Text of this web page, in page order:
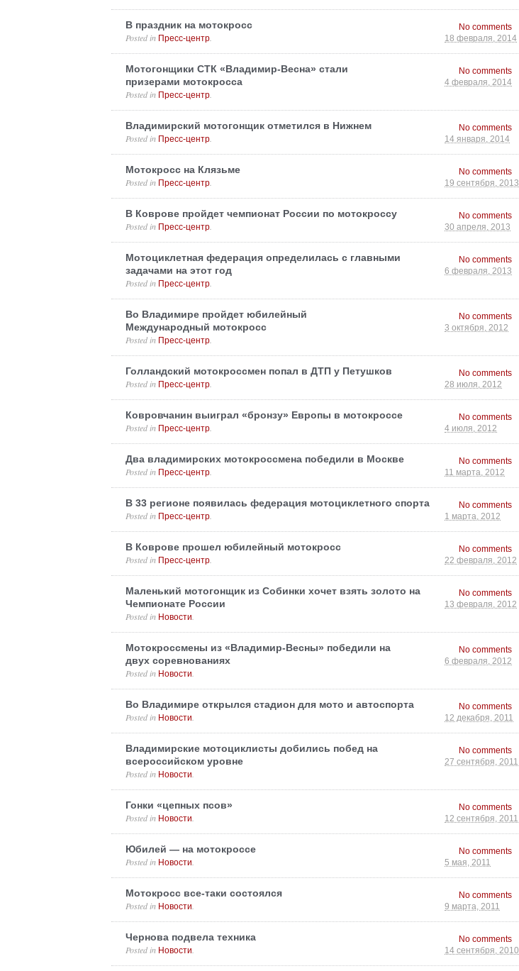
В праздник на мотокросс
18 февраля, 2014
Posted in Пресс-центр
No comments
Мотогонщики СТК «Владимир-Весна» стали
призерами мотокросса
4 февраля, 2014
Posted in Пресс-центр
No comments
Владимирский мотогонщик отметился в Нижнем
14 января, 2014
Posted in Пресс-центр
No comments
Мотокросс на Клязьме
19 сентября, 2013
Posted in Пресс-центр
No comments
В Коврове пройдет чемпионат России по мотокроссу
30 апреля, 2013
Posted in Пресс-центр
No comments
Мотоциклетная федерация определилась с главными
задачами на этот год
6 февраля, 2013
Posted in Пресс-центр
No comments
Во Владимире пройдет юбилейный
Международный мотокросс
3 октября, 2012
Posted in Пресс-центр
No comments
Голландский мотокроссмен попал в ДТП у Петушков
28 июля, 2012
Posted in Пресс-центр
No comments
Ковровчанин выиграл «бронзу» Европы в мотокроссе
4 июля, 2012
Posted in Пресс-центр
No comments
Два владимирских мотокроссмена победили в Москве
11 марта, 2012
Posted in Пресс-центр
No comments
В 33 регионе появилась федерация мотоциклетного спорта
1 марта, 2012
Posted in Пресс-центр
No comments
В Коврове прошел юбилейный мотокросс
22 февраля, 2012
Posted in Пресс-центр
No comments
Маленький мотогонщик из Собинки хочет взять золото на
Чемпионате России
13 февраля, 2012
Posted in Новости
No comments
Мотокроссмены из «Владимир-Весны» победили на
двух соревнованиях
6 февраля, 2012
Posted in Новости
No comments
Во Владимире открылся стадион для мото и автоспорта
12 декабря, 2011
Posted in Новости
No comments
Владимирские мотоциклисты добились побед на
всероссийском уровне
27 сентября, 2011
Posted in Новости
No comments
Гонки «цепных псов»
12 сентября, 2011
Posted in Новости
No comments
Юбилей — на мотокроссе
5 мая, 2011
Posted in Новости
No comments
Мотокросс все-таки состоялся
9 марта, 2011
Posted in Новости
No comments
Чернова подвела техника
14 сентября, 2010
Posted in Новости
No comments